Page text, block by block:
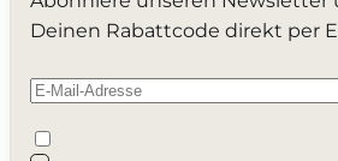
Deinen Rabattcode direkt per